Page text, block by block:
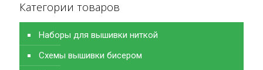
Категории товаров
Наборы для вышивки ниткой
Схемы вышивки бисером